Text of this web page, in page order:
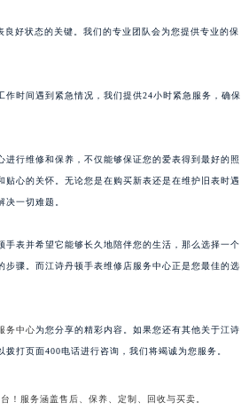
好状态的关键。我们的专业团队会为您提供专业的保
作时间遇到紧急情况，我们提供24小时紧急服务，确保
进行维修和保养，不仅能够保证您的爱表得到最好的照
贴心的关怀。无论您是在购买新表还是在维护旧表时遇
决一切难题。
手表并希望它能够长久地陪伴您的生活，那么选择一个
步骤。而江诗丹顿手表维修店服务中心正是您最佳的选
务中心为您分享的精彩内容。如果您还有其他关于江诗
打页面400电话进行咨询，我们将竭诚为您服务。